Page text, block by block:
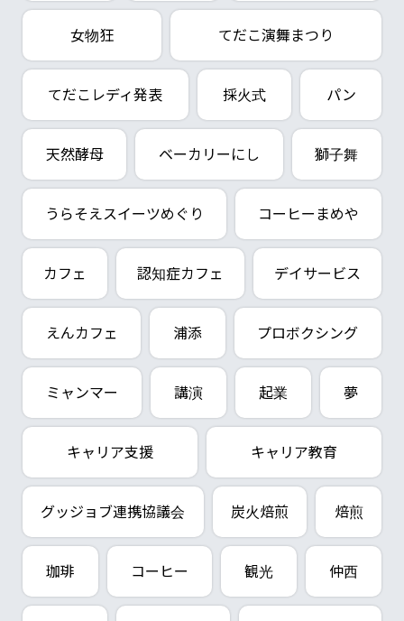
女物狂 てだこ演舞まつり
てだこレディ発表 採火式 パン
天然酵母 ベーカリーにし 獅子舞
うらそえスイーツめぐり コーヒーまめや
カフェ 認知症カフェ デイサービス
えんカフェ 浦添 プロボクシング
ミャンマー 講演 起業 夢
キャリア支援 キャリア教育
グッジョブ連携協議会 炭火焙煎 焙煎
珈琲 コーヒー 観光 仲西